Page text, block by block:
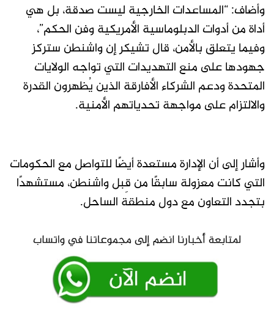
وأضاف: “المساعدات الخارجية ليست صدقة، بل هي
أداة من أدوات الدبلوماسية الأمريكية وفن الحكم”،
وفيما يتعلق بالأمن، قال تشيكر إن واشنطن ستركز
جهودها على منع التهديدات التي تواجه الولايات
المتحدة ودعم الشركاء الأفارقة الذين يُظهرون القدرة
والالتزام على مواجهة تحدياتهم الأمنية.
وأشار إلى أن الإدارة مستعدة أيضًا للتواصل مع الحكومات
التي كانت معزولة سابقًا من قِبل واشنطن، مستشهدًا
بتجدد التعاون مع دول منطقة الساحل.